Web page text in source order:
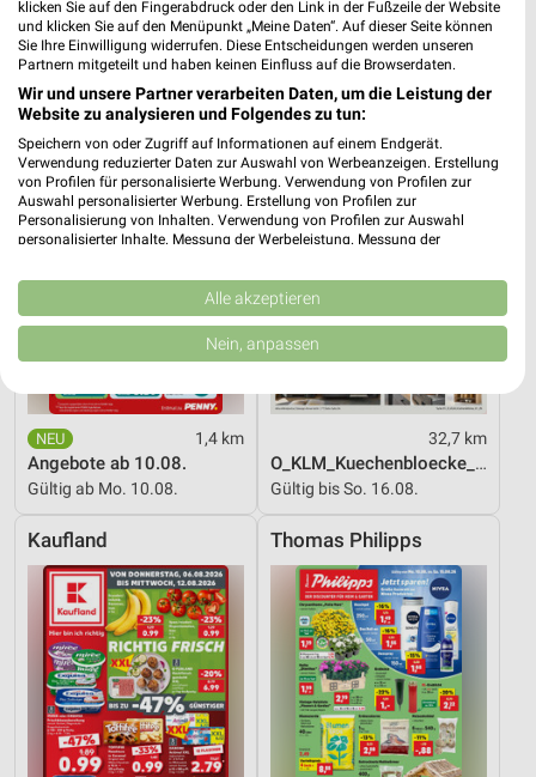
Angebote ab 17.08.
Gültig ab Mo. 17.08.
Mo-Mi Angebote ab 10.08.
Gültig ab Mo. 10.08.
PENNY
1,4 km
Angebote ab 10.08.
Gültig ab Mo. 10.08.
Zurbrüggen
32,7 km
O_KLM_Kuechenbloecke_01_26_ES
Gültig bis So. 16.08.
Kaufland Thomas Philipps
klicken Sie auf den Fingerabdruck oder den Link in der Fußzeile der Website
und klicken Sie auf den Menüpunkt „Meine Daten“. Auf dieser Seite können
Sie Ihre Einwilligung widerrufen. Diese Entscheidungen werden unseren
Partnern mitgeteilt und haben keinen Einfluss auf die Browserdaten.
Wir und unsere Partner verarbeiten Daten, um die Leistung der
Website zu analysieren und Folgendes zu tun:
Speichern von oder Zugriff auf Informationen auf einem Endgerät.
Verwendung reduzierter Daten zur Auswahl von Werbeanzeigen. Erstellung
von Profilen für personalisierte Werbung. Verwendung von Profilen zur
Auswahl personalisierter Werbung. Erstellung von Profilen zur
Personalisierung von Inhalten. Verwendung von Profilen zur Auswahl
personalisierter Inhalte. Messung der Werbeleistung. Messung der
Kombinationen von Daten aus verschiedenen Quellen. Entwicklung und
Verbesserung der Angebote. Verwendung reduzierter Daten zur Auswahl
von Inhalten.
Daten können außerhalb der Europäischen Union weitergegeben und in die
Website/App.
Partnerliste anzeigen (1 IAB-Anbieter)
Wir nutzen Ihre Daten für folgende Zwecke:
IAB-Verarbeitungszwecke:
Speichern von oder Zugriff auf Informationen
auf einem Endgerät
Verwendung reduzierter Daten zur Auswahl von
Werbeanzeigen
Erstellung von Profilen für personalisierte
Werbung
Verwendung von Profilen zur Auswahl
personalisierter Werbung
Alle akzeptieren
Nein, anpassen